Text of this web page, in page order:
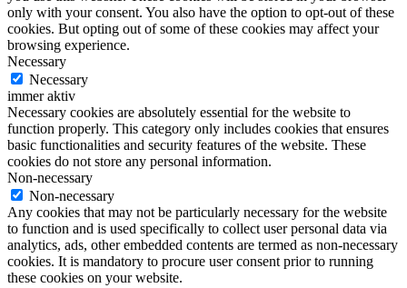
only with your consent. You also have the option to opt-out of these
cookies. But opting out of some of these cookies may affect your
browsing experience.
Necessary
Necessary
immer aktiv
Necessary cookies are absolutely essential for the website to
function properly. This category only includes cookies that ensures
basic functionalities and security features of the website. These
cookies do not store any personal information.
Non-necessary
Non-necessary
Any cookies that may not be particularly necessary for the website
to function and is used specifically to collect user personal data via
analytics, ads, other embedded contents are termed as non-necessary
cookies. It is mandatory to procure user consent prior to running
these cookies on your website.